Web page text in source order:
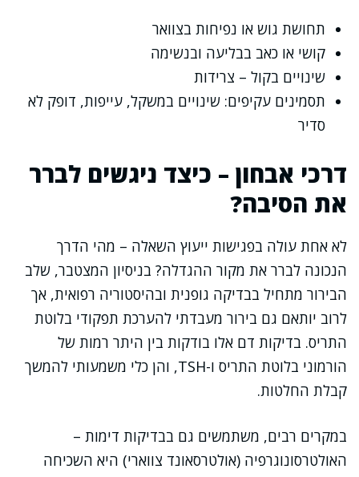
תחושת גוש או נפיחות בצוואר
קושי או כאב בבליעה ובנשימה
שינויים בקול – צרידות
תסמינים עקיפים: שינויים במשקל, עייפות, דופק לא
סדיר
דרכי אבחון – כיצד ניגשים לברר
את הסיבה?
לא אחת עולה בפגישות ייעוץ השאלה – מהי הדרך
הנכונה לברר את מקור ההגדלה? בניסיון המצטבר, שלב
הבירור מתחיל בבדיקה גופנית ובהיסטוריה רפואית, אך
לרוב יותאם גם בירור מעבדתי להערכת תפקודי בלוטת
התריס. בדיקות דם אלו בודקות בין היתר רמות של
הורמוני בלוטת התריס ו-TSH, והן כלי משמעותי להמשך
קבלת החלטות.
במקרים רבים, משתמשים גם בבדיקות דימות –
האולטרסונוגרפיה (אולטרסאונד צווארי) היא השכיחה